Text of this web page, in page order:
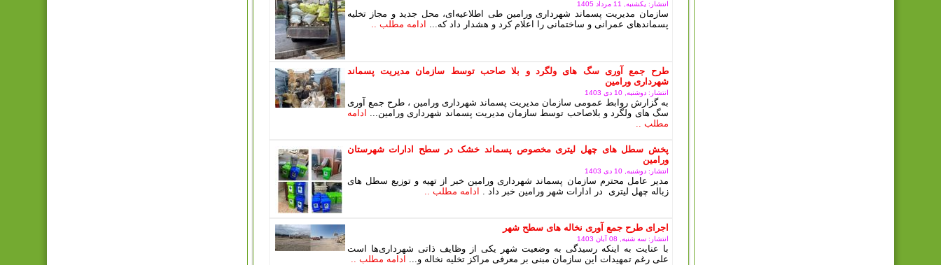
انتشار: یکشنبه, 11 مرداد 1405
سازمان مدیریت پسماند شهرداری ورامین طی اطلاعیه‌ای، محل جدید و مجاز تخلیه
پسماندهای عمرانی و ساختمانی را اعلام کرد و هشدار داد که... ادامه مطلب ..
طرح جمع آوری سگ های ولگرد و بلا صاحب توسط سازمان مدیریت پسماند
شهرداری ورامین
انتشار: دوشنبه, 10 دی 1403
به گزارش روابط عمومی سازمان مدیریت پسماند شهرداری ورامین ، طرح جمع آوری
سگ های ولگرد و بلاصاحب توسط سازمان مدیریت پسماند شهرداری ورامین... ادامه
مطلب ..
پخش سطل های چهل لیتری مخصوص پسماند خشک در سطح ادارات شهرستان
ورامین
انتشار: دوشنبه, 10 دی 1403
مدیر عامل محترم سازمان پسماند شهرداری ورامین خبر از تهیه و توزیع سطل های
زباله چهل لیتری در ادارات شهر ورامین خبر داد . ادامه مطلب ..
اجرای طرح جمع آوری نخاله های سطح شهر
انتشار: سه شنبه, 08 آبان 1403
با عنایت به اینکه رسیدگی به وضعیت شهر یکی از وظایف ذاتی شهرداری‌ها است
علی رغم تمهیدات این سازمان مبنی بر معرفی مراکز تخلیه نخاله و... ادامه مطلب ..